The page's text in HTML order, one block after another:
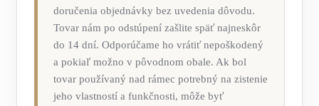
doručenia objednávky bez uvedenia dôvodu.
Tovar nám po odstúpení zašlite späť najneskôr
do 14 dní. Odporúčame ho vrátiť nepoškodený
a pokiaľ možno v pôvodnom obale. Ak bol
tovar používaný nad rámec potrebný na zistenie
jeho vlastností a funkčnosti, môže byť